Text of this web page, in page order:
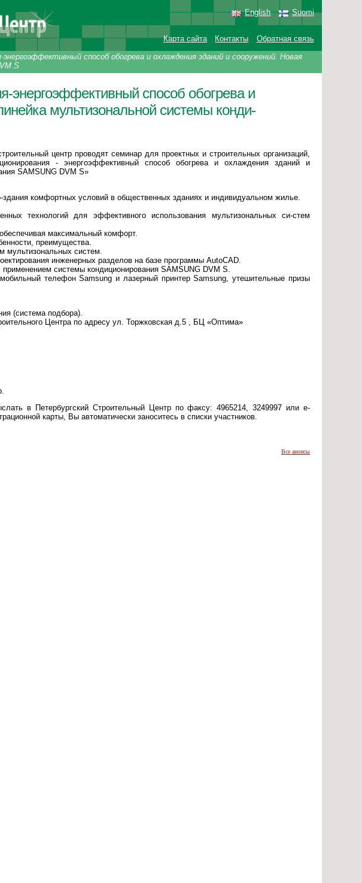
энергоэффективный способ обогрева и
мультизональной системы конди-
центр проводят семинар для проектных и строительных организаций,
- энергоэффективный способ обогрева и охлаждения зданий и
SAMSUNG DVM S»
комфортных условий в общественных зданиях и индивидуальном жилье.
технологий для эффективного использования мультизональных си-стем
максимальный комфорт.
преимущества.
мультизональных систем.
инженерных разделов на базе программы AutoCAD.
системы кондиционирования SAMSUNG DVM S.
телефон Samsung и лазерный принтер Samsung, утешительные призы
(система подбора).
Центра по адресу ул. Торжковская д.5 , БЦ «Оптима»
в Петербургский Строительный Центр по факсу: 4965214, 3249997 или e-
карты, Вы автоматически заноситесь в списки участников.
Все анонсы
способ обогрева и охлаждения зданий и сооружений. Новая
S
Карта сайта Контакты Обратная связь
English Suomi